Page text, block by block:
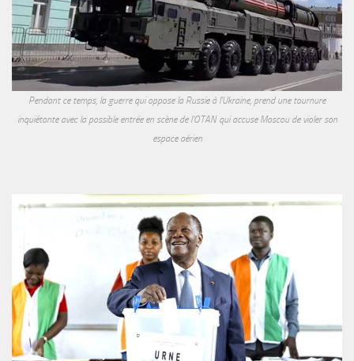
Pendant ce temps, la guerre qui oppose la Russie à l'Ukraine, prend une tournure
inquiétante avec la possible entrée en scène de l'OTAN qui accuse Moscou de violer son
espace aérien